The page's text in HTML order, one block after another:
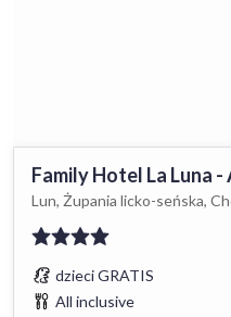
Family Hotel La Luna
Lun, Żupania licko-seńska,
dzieci GRATIS
All inclusive